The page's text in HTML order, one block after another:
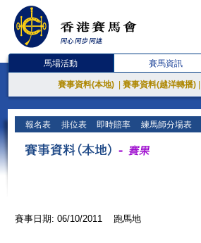
馬場活動 賽馬資訊
賽事資料(本地) 賽事資料(越洋轉播)
報名表 排位表 即時賠率 練馬師分場表
賽事日期: 06/10/2011 跑馬地